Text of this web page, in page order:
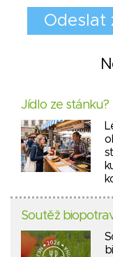
Jídlo ze
Soutěž